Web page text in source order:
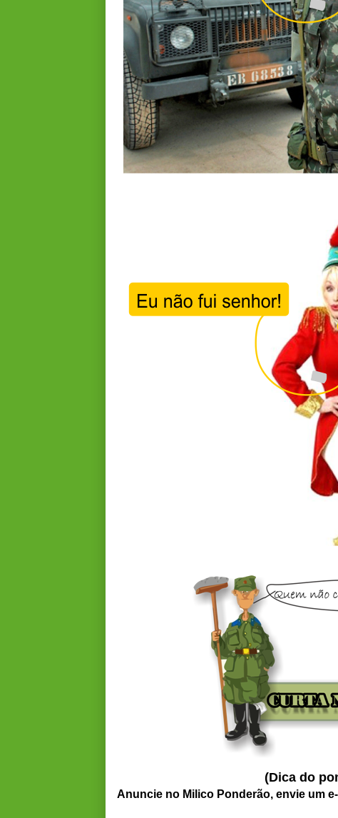
(Dica do
Anuncie no Milico Ponderão, envie um